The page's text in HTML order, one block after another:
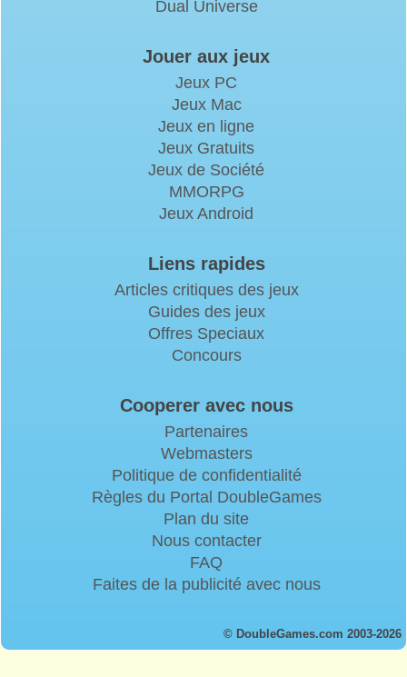
Dual Universe
Jouer aux jeux
Jeux PC
Jeux Mac
Jeux en ligne
Jeux Gratuits
Jeux de Société
MMORPG
Jeux Android
Liens rapides
Articles critiques des jeux
Guides des jeux
Offres Speciaux
Concours
Cooperer avec nous
Partenaires
Webmasters
Politique de confidentialité
Règles du Portal DoubleGames
Plan du site
Nous contacter
FAQ
Faites de la publicité avec nous
© DoubleGames.com 2003-2026